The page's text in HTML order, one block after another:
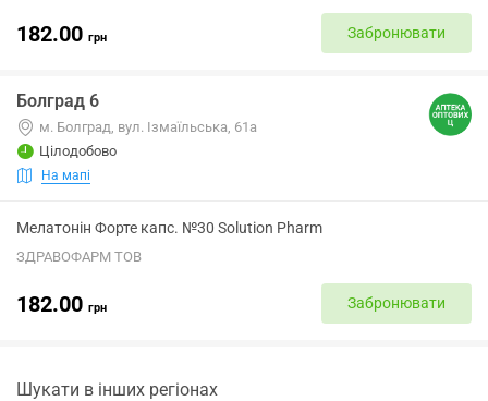
182.00 грн Забронювати
Болград 6
м. Болград, вул. Ізмаїльська, 61а
Цілодобово
На мапі
Мелатонін Форте капс. №30 Solution Pharm
ЗДРАВОФАРМ ТОВ
182.00 грн Забронювати
Шукати в інших регіонах